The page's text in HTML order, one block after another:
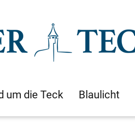
um die Teck Blaulicht